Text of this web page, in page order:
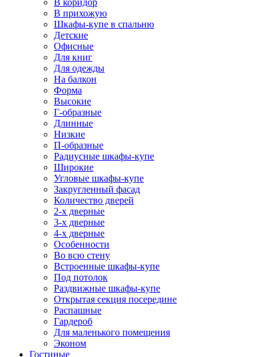
В коридор
В прихожую
Шкафы-купе в спальню
Детские
Офисные
Для книг
Для одежды
На балкон
Форма
Высокие
Г-образные
Длинные
Низкие
П-образные
Радиусные шкафы-купе
Широкие
Угловые шкафы-купе
Закругленный фасад
Количество дверей
2-х дверные
3-х дверные
4-х дверные
Особенности
Во всю стену
Встроенные шкафы-купе
Под потолок
Раздвижные шкафы-купе
Открытая секция посередине
Распашные
Гардероб
Для маленького помещения
Эконом
Гостиные